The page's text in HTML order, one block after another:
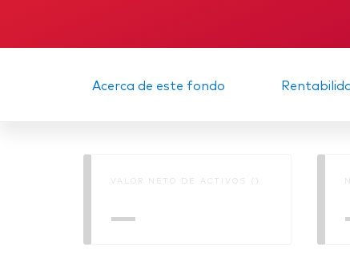
Acerca de este fondo
VALOR NETO DE ACTIVOS ()
—